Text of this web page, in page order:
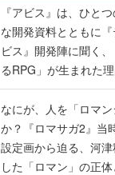
『アビス』は、ひと
な開発資料とともに
ビス』開発陣に聞く
るRPG」が生まれた
書】
なにが、人を「ロマ
か？『ロマサガ2』当
設定画から迫る、河
した「ロマン」の正